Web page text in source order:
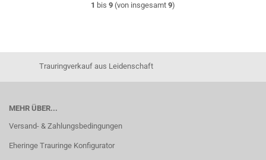
1 bis 9 (von insgesamt 9)
Trauringverkauf aus Leidenschaft
MEHR ÜBER...
Versand- & Zahlungsbedingungen
Eheringe Trauringe Konfigurator